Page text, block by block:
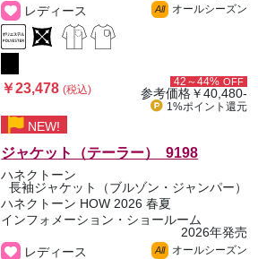
レディース
All オールシーズン
￥23,478(税込)
42～44% OFF
参考価格￥40,480-
1%ポイント 還元
NEW!
ジャケット（テーラー） 9198
ハネクトーン
長袖ジャケット（ブルゾン・ジャンパー）
ハネクトーン HOW 2026 春夏
インフォメーション・ショールーム
2026年発売
レディース
All オールシーズン